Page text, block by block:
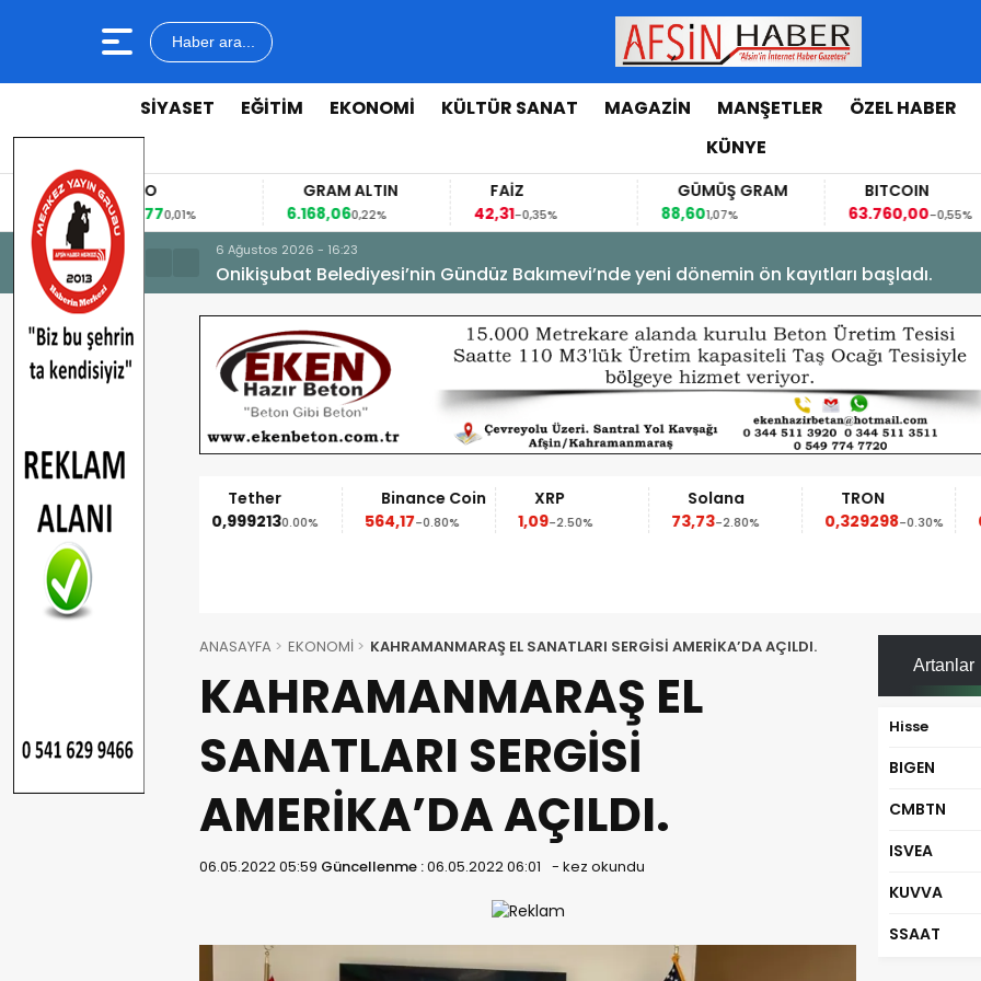
Haber ara...
SİYASET EĞİTİM EKONOMİ KÜLTÜR SANAT MAGAZİN MANŞETLER ÖZEL HABER
KÜNYE
EURO
53,8477
0,01%
GRAM ALTIN
6.168,060,22%
FAİZ
42,31-0,35%
GÜMÜŞ GRAM
88,601,07%
BITCOIN
63.760,00-0,55%
6 Ağustos 2026 - 16:23
Onikişubat Belediyesi’nin Gündüz Bakımevi’nde yeni dönemin ön kayıtları başladı.
Ethereum
1.852,95-1.90%
Tether
0,9992130.00%
Binance Coin
564,17-0.80%
XRP
1,09-2.50%
Solana
73,73-2.80%
TRON
0,329298-0.30%
ANASAYFA EKONOMİ KAHRAMANMARAŞ EL SANATLARI SERGİSİ AMERİKA’DA AÇILDI.
KAHRAMANMARAŞ EL
SANATLARI SERGİSİ
AMERİKA’DA AÇILDI.
06.05.2022 05:59 Güncellenme :06.05.2022 06:01 - kez okundu
Artanlar
Hisse
BIGEN
CMBTN
ISVEA
KUVVA
SSAAT